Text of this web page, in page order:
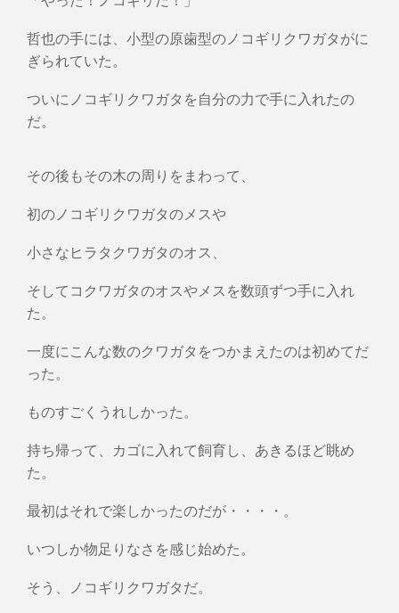
哲也の手には、小型の原歯型のノコギリクワガタがに
ぎられていた。
ついにノコギリクワガタを自分の力で手に入れたの
だ。
その後もその木の周りをまわって、
初のノコギリクワガタのメスや
小さなヒラタクワガタのオス、
そしてコクワガタのオスやメスを数頭ずつ手に入れ
た。
一度にこんな数のクワガタをつかまえたのは初めてだ
った。
ものすごくうれしかった。
持ち帰って、カゴに入れて飼育し、あきるほど眺め
た。
最初はそれで楽しかったのだが・・・・。
いつしか物足りなさを感じ始めた。
そう、ノコギリクワガタだ。